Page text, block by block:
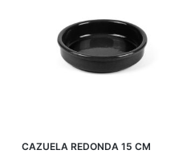
CAZUELA REDONDA 15 CM